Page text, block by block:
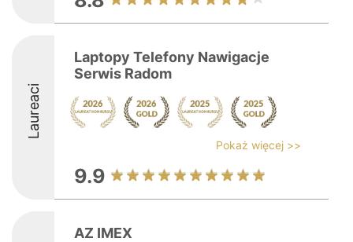
Laureaci
Laptopy Telefony Nawigacje
Serwis Radom
Pokaż więcej >>
9.9
AZ IMEX